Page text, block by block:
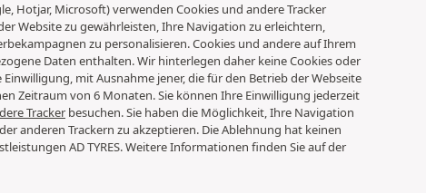
Hotjar, Microsoft) verwenden Cookies und andere Tracker
Website zu gewährleisten, Ihre Navigation zu erleichtern,
zu personalisieren. Cookies und andere auf Ihrem
Daten enthalten. Wir hinterlegen daher keine Cookies oder
mit Ausnahme jener, die für den Betrieb der Webseite
Zeitraum von 6 Monaten. Sie können Ihre Einwilligung jederzeit
Tracker besuchen. Sie haben die Möglichkeit, Ihre Navigation
anderen Trackern zu akzeptieren. Die Ablehnung hat keinen
AD TYRES. Weitere Informationen finden Sie auf der